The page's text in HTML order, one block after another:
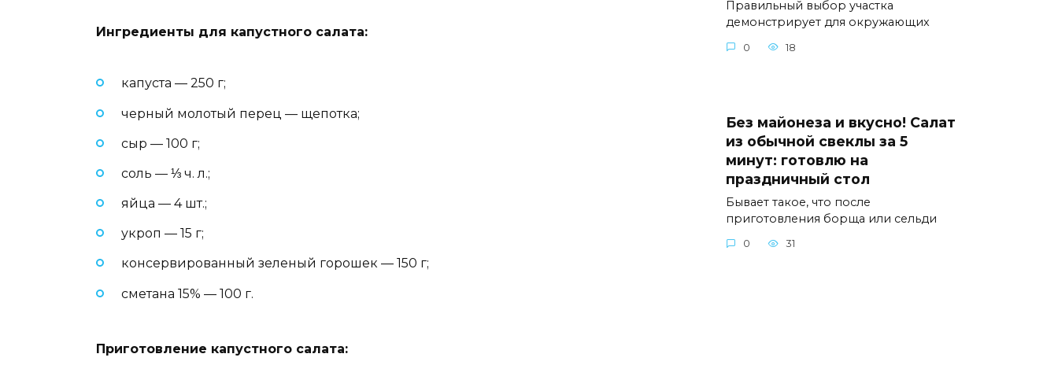
Ингредиенты для капустного салата:
капуста — 250 г;
черный молотый перец — щепотка;
сыр — 100 г;
соль — ⅓ ч. л.;
яйца — 4 шт.;
укроп — 15 г;
консервированный зеленый горошек — 150 г;
сметана 15% — 100 г.
Приготовление капустного салата:
Правильный выбор участка
демонстрирует для окружающих
0 18
Без майонеза и вкусно! Салат
из обычной свеклы за 5
минут: готовлю на
праздничный стол
Бывает такое, что после
приготовления борща или сельди
0 31